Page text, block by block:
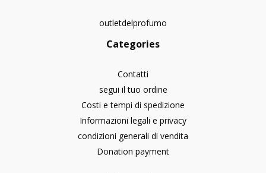
outletdelprofumo
Categories
Contatti
segui il tuo ordine
Costi e tempi di spedizione
Informazioni legali e privacy
condizioni generali di vendita
Donation payment